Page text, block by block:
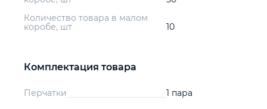
Количество товара в малом
коробе, шт
10
Комплектация товара
Перчатки 1 пара